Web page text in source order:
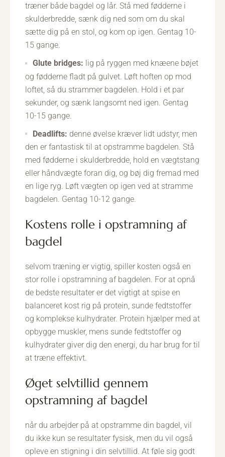
træner både bagdel og lår. Stå med fødderne i
skulderbredde, sænk dig ned som om du skal
sætte dig på en stol, og kom op igen. Gentag 10-
15 gange.
Glute bridges: lig på ryggen med knæene bøjet
og fødderne fladt på gulvet. Løft hoften op mod
loftet, så du strammer bagdelen. Hold i et par
sekunder, og sænk langsomt ned igen. Gentag
10-15 gange.
Deadlifts: denne øvelse kræver lidt udstyr, men
den er fantastisk til at opstramme bagdelen. Stå
med fødderne i skulderbredde, hold en vægtstang
eller håndvægte foran dig, og bøj dig fremad med
en lige ryg. Løft vægten op igen ved at stramme
bagdelen. Gentag 10-12 gange.
kostens rolle i opstramning af
bagdel
selvom træning er vigtig, spiller kosten også en
stor rolle i opstramning af bagdelen. For at opnå
de bedste resultater er det vigtigt at spise en
balanceret kost rig på protein, sunde fedtstoffer
og komplekse kulhydrater. Protein hjælper med at
opbygge muskler, mens sunde fedtstoffer og
kulhydrater giver dig den energi, du har brug for til
at træne effektivt.
øget selvtillid gennem
opstramning af bagdel
når du arbejder på at opstramme din bagdel, vil
du ikke kun se resultater fysisk, men du vil også
opleve en stigning i din selvtillid. At føle sig godt